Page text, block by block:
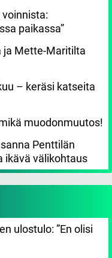
paikassa”
ja Mette-Maritilta
– keräsi katseita
muodonmuutos!
Penttilän
ikävä välikohtaus
ulostulo: ”En olisi